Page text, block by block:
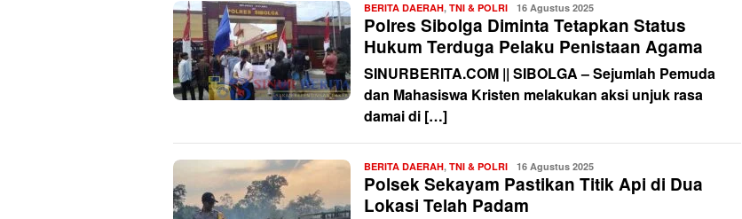
BERITA DAERAH, TNI & POLRI Redaksi
16 Agustus 2025
Polres Sibolga Diminta Tetapkan Status
Hukum Terduga Pelaku Penistaan Agama
SINURBERITA.COM || SIBOLGA – Sejumlah Pemuda
dan Mahasiswa Kristen melakukan aksi unjuk rasa
damai di […]
BERITA DAERAH, TNI & POLRI Redaksi
16 Agustus 2025
Polsek Sekayam Pastikan Titik Api di Dua
Lokasi Telah Padam